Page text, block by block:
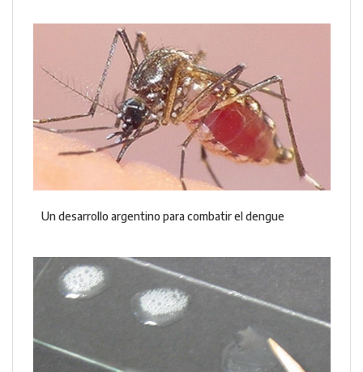
Un desarrollo argentino para combatir el dengue